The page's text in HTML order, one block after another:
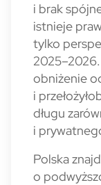
i brak
istnieje
tylko
2025–2026.
obniżenie
i
długu
i
Polska
o